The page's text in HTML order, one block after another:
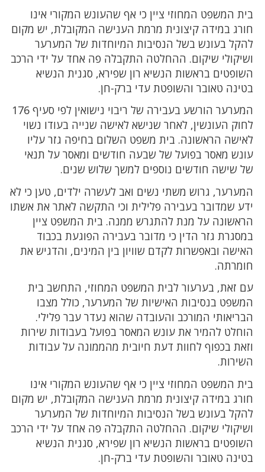
בית המשפט המחוזי ציין כי אף שהעונש המקורי אינו
חורג במידה קיצונית מרמת הענישה המקובלת, יש מקום
להקל בעונש בשל הנסיבות המיוחדות של המערער
ושיקולי שיקום. ההחלטה התקבלה פה אחד על ידי הרכב
השופטים בראשות הנשיא רון שפירא, סגנית הנשיא
בטינה טאובר והשופטת עדי ברק-חן.
המערער הורשע בעבירה של ריבוי נישואין לפי סעיף 176
לחוק העונשין, לאחר שנישא לאישה שנייה בעודו נשוי
לאישה הראשונה. בית משפט השלום בחיפה גזר עליו
עונש מאסר בפועל של שבעה חודשים ומאסר על תנאי
של שישה חודשים נוספים למשך שלוש שנים.
המערער, גרוש משתי נשים ואב לעשרה ילדים, טען כי לא
ידע שמדובר בעבירה פלילית וכי התקשה לאתר את אשתו
הראשונה על מנת להתגרש ממנה. בית המשפט ציין
במסגרת גזר הדין כי מדובר בעבירה הפוגעת בכבוד
האישה ובאפשרות לקדם שוויון בין המינים, והדגיש את
חומרתה.
עם זאת, בערעור לבית המשפט המחוזי, התחשב בית
המשפט בנסיבות האישיות של המערער, כולל מצבו
הבריאותי המורכב והעובדה שהוא נעדר עבר פלילי.
הוחלט להמיר את עונש המאסר בפועל בעבודות שירות
וזאת בכפוף לחוות דעת חיובית מהממונה על עבודות
השירות.
בית המשפט המחוזי ציין כי אף שהעונש המקורי אינו
חורג במידה קיצונית מרמת הענישה המקובלת, יש מקום
להקל בעונש בשל הנסיבות המיוחדות של המערער
ושיקולי שיקום. ההחלטה התקבלה פה אחד על ידי הרכב
השופטים בראשות הנשיא רון שפירא, סגנית הנשיא
בטינה טאובר והשופטת עדי ברק-חן.